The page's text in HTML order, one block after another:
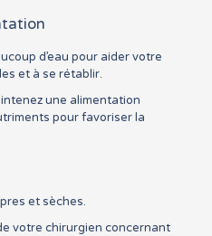
d’eau pour aider votre
et à se rétablir.
une alimentation
pour favoriser la
et sèches.
votre chirurgien concernant